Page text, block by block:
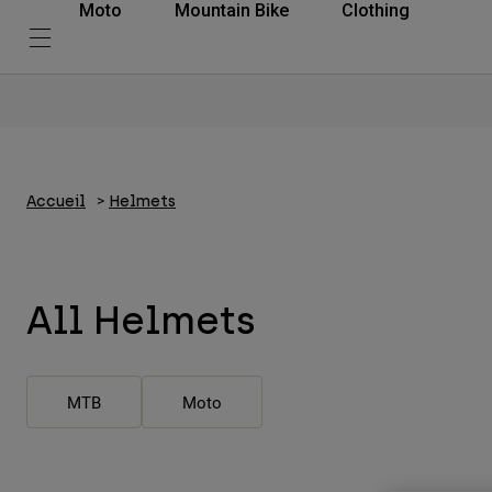
Moto Mountain Bike Clothing
Accueil Helmets
All Helmets
MTB Moto